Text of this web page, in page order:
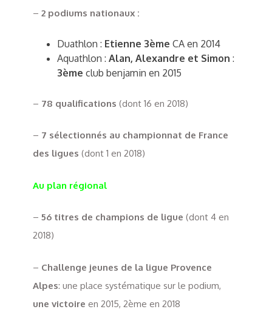
– 2 podiums nationaux :
Duathlon : Etienne 3ème CA en 2014
Aquathlon : Alan, Alexandre et Simon :
3ème club benjamin en 2015
– 78 qualifications (dont 16 en 2018)
– 7 sélectionnés au championnat de France
des ligues (dont 1 en 2018)
Au plan régional
– 56 titres de champions de ligue (dont 4 en
2018)
– Challenge jeunes de la ligue Provence
Alpes: une place systématique sur le podium,
une victoire en 2015, 2ème en 2018